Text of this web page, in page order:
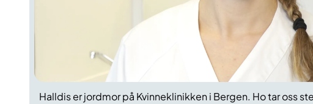
​Halldis er jordmor på Kvinneklinikken i Bergen. Ho tar oss